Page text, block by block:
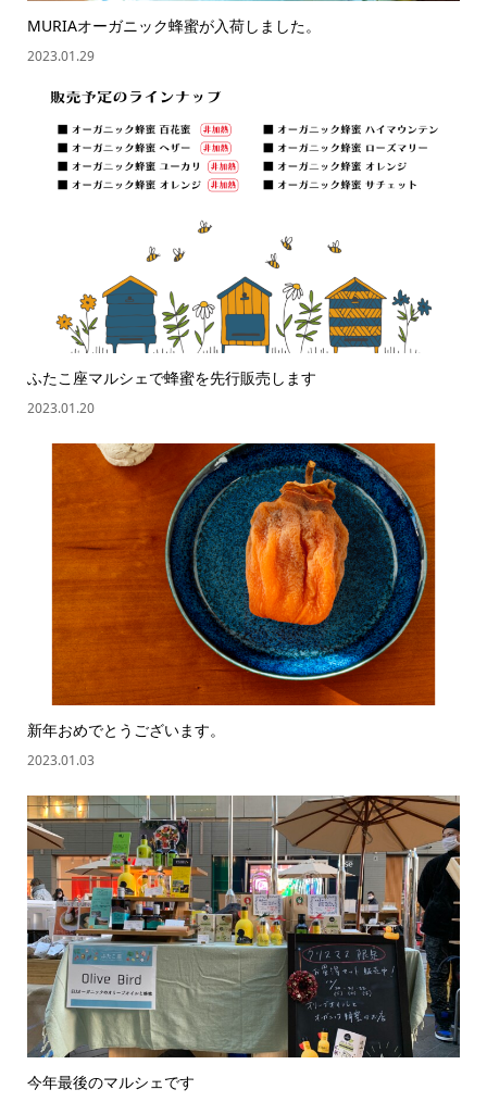
MURIAオーガニック蜂蜜が入荷しました。
2023.01.29
ふたこ座マルシェで蜂蜜を先行販売します
2023.01.20
新年おめでとうございます。
2023.01.03
今年最後のマルシェです